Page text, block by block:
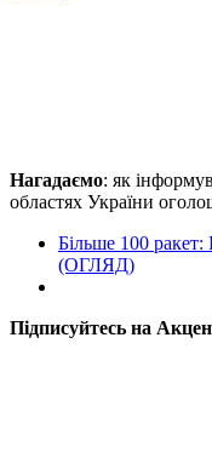
Нагадаємо: як
областях України
Більше 100 ракет:
(ОГЛЯД)
Підписуйтесь на